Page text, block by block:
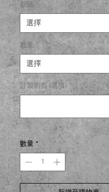
顏色 *
數量 *
訂製留言 (選填)
數量 *